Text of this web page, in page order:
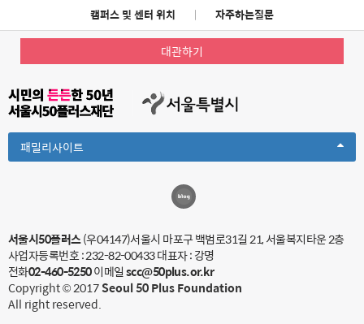
캠퍼스 및 센터 위치
| 자주하는질문
대관하기
패밀리사이트Toggle
Dropdown
서울시50플러스(우04147)서울시 마포구 백범로31길 21, 서울복지타운 2층
사업자등록번호 : 232-82-00433대표자 : 강명
전화02-460-5250이메일scc@50plus.or.kr
Copyright © 2017Seoul 50 Plus Foundation
All right reserved.